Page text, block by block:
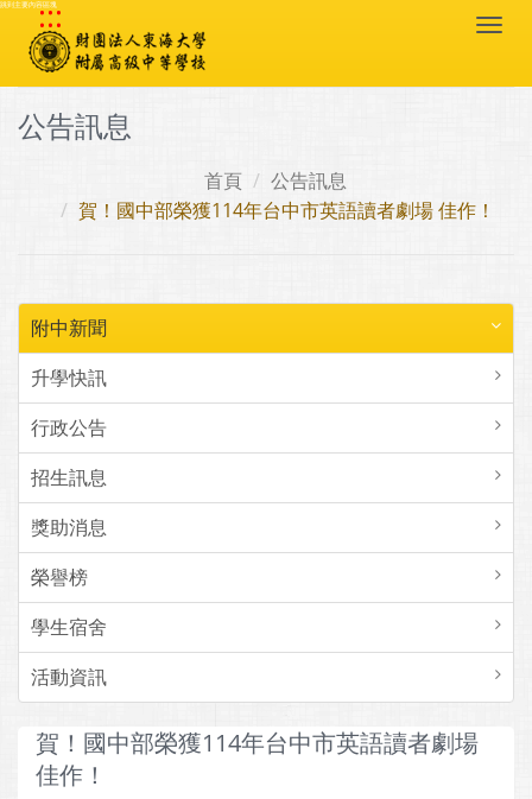
跳到主要內容區塊
:::
公告訊息
首頁
公告訊息
賀！國中部榮獲114年台中市英語讀者劇場 佳作！
附中新聞
升學快訊
行政公告
招生訊息
獎助消息
榮譽榜
學生宿舍
活動資訊
賀！國中部榮獲114年台中市英語讀者劇場
佳作！